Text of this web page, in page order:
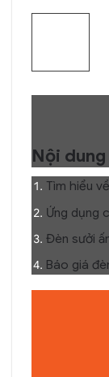
Nội dung
Tìm hiểu
Ứng dụng
Đèn sưởi
Báo giá